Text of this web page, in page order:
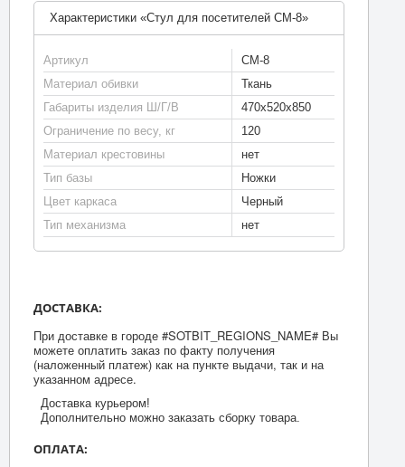
Характеристики «Стул для посетителей СМ-8»
Артикул
СМ-8
Материал обивки
Ткань
Габариты изделия Ш/Г/В
470x520x850
Ограничение по весу, кг
120
Материал крестовины
нет
Тип базы
Ножки
Цвет каркаса
Черный
Тип механизма
нет
ДОСТАВКА:
При доставке в городе #SOTBIT_REGIONS_NAME# Вы
можете оплатить заказ по факту получения
(наложенный платеж) как на пункте выдачи, так и на
указанном адресе.
Доставка курьером!
Дополнительно можно заказать сборку товара.
ОПЛАТА: